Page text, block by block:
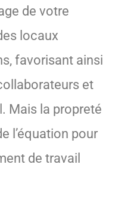
de votre
locaux
favorisant ainsi
et
Mais la propreté
l’équation pour
de travail